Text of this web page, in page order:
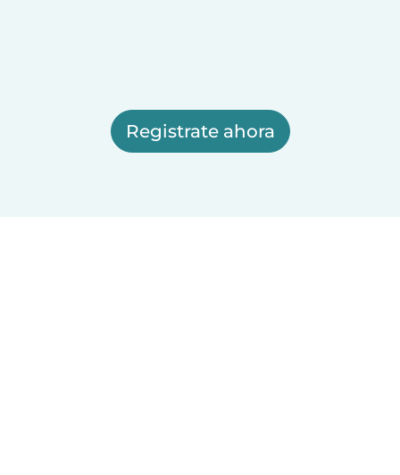
Registrate ahora